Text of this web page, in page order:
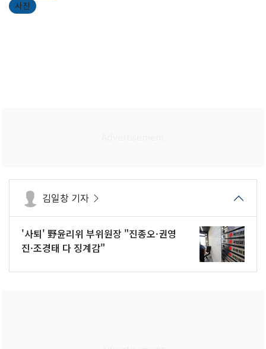
사진
김일창 기자
'사퇴' 野윤리위 부위원장 "진종오·권영
진·조경태 다 징계감"